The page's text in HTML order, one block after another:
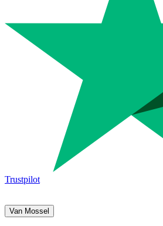
Trustpilot
Van Mossel